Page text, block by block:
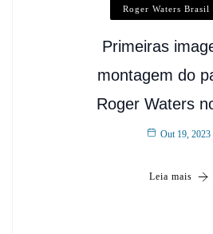
Roger Waters Brasil
Primeiras
montagem do
Roger Waters
Out 19, 2023
Leia mais